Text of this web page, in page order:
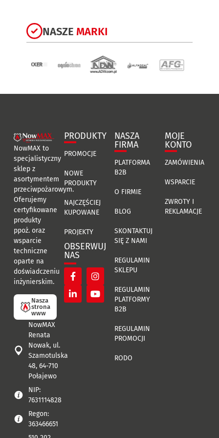
NASZE MARKI
NowMAX to
specjalistyczny
sklep z
asortymentem
przeciwpożarowym.
Oferujemy
certyfikowane
produkty
ppoż. oraz
wsparcie
techniczne
oparte na
doświadczeniu
inżynierskim.
Nasza
strona
www
NowMAX
Renata
Nowak, ul.
Szamotulska
48, 64-710
Połajewo
NIP:
7631114828
Regon:
363466651
PRODUKTY
PROMOCJE
NOWE
PRODUKTY
NAJCZĘŚCIEJ
KUPOWANE
PROJEKTY
OBSERWUJ
NAS
NASZA
FIRMA
PLATFORMA
B2B
O FIRMIE
BLOG
SKONTAKTUJ
SIĘ Z NAMI
REGULAMIN
SKLEPU
REGULAMIN
PLATFORMY
B2B
REGULAMIN
PROMOCJI
RODO
MOJE
KONTO
ZAMÓWIENIA
WSPARCIE
ZWROTY I
REKLAMACJE